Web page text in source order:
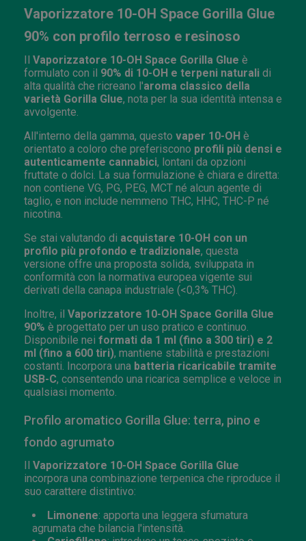
Vaporizzatore 10-OH Space Gorilla Glue
90% con profilo terroso e resinoso
Il Vaporizzatore 10-OH Space Gorilla Glue è
formulato con il 90% di 10-OH e terpeni naturali di
alta qualità che ricreano l'aroma classico della
varietà Gorilla Glue, nota per la sua identità intensa e
avvolgente.
All'interno della gamma, questo vaper 10-OH è
orientato a coloro che preferiscono profili più densi e
autenticamente cannabici, lontani da opzioni
fruttate o dolci. La sua formulazione è chiara e diretta:
non contiene VG, PG, PEG, MCT né alcun agente di
taglio, e non include nemmeno THC, HHC, THC-P né
nicotina.
Se stai valutando di acquistare 10-OH con un
profilo più profondo e tradizionale, questa
versione offre una proposta solida, sviluppata in
conformità con la normativa europea vigente sui
derivati della canapa industriale (<0,3% THC).
Inoltre, il Vaporizzatore 10-OH Space Gorilla Glue
90% è progettato per un uso pratico e continuo.
Disponibile nei formati da 1 ml (fino a 300 tiri) e 2
ml (fino a 600 tiri), mantiene stabilità e prestazioni
costanti. Incorpora una batteria ricaricabile tramite
USB-C, consentendo una ricarica semplice e veloce in
qualsiasi momento.
Profilo aromatico Gorilla Glue: terra, pino e
fondo agrumato
Il Vaporizzatore 10-OH Space Gorilla Glue
incorpora una combinazione terpenica che riproduce il
suo carattere distintivo:
Limonene: apporta una leggera sfumatura
agrumata che bilancia l'intensità.